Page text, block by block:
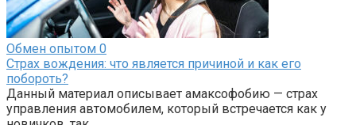
Обмен опытом 0
Страх вождения: что является причиной и как его
побороть?
Данный материал описывает амаксофобию — страх
управления автомобилем, который встречается как у